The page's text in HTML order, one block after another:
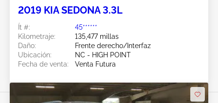
2019 KIA SEDONA 3.3L
Ít #:
45******
Kilometraje:
135,477 millas
Daño:
Frente derecho/Interfaz
Ubicación:
NC - HIGH POINT
Fecha de venta:
Venta Futura